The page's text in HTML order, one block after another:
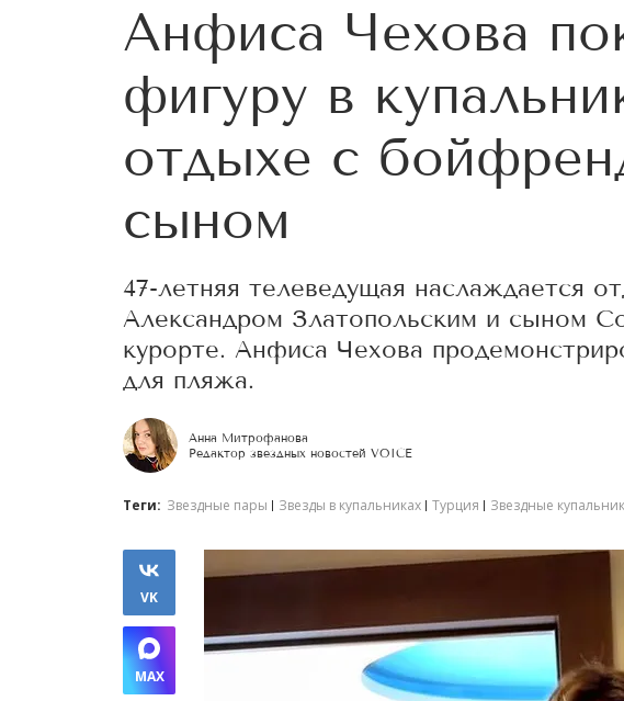
Анфиса Чехова
фигуру в
отдыхе с
сыном
47-летняя телеведущая наслаждается
Александром Златопольским и сыном
курорте. Анфиса Чехова
для пляжа.
Анна Митрофанова
Редактор звездных новостей VOICE
Теги: Звездные пары Звезды в купальниках Турция Звездные
VK
MAX